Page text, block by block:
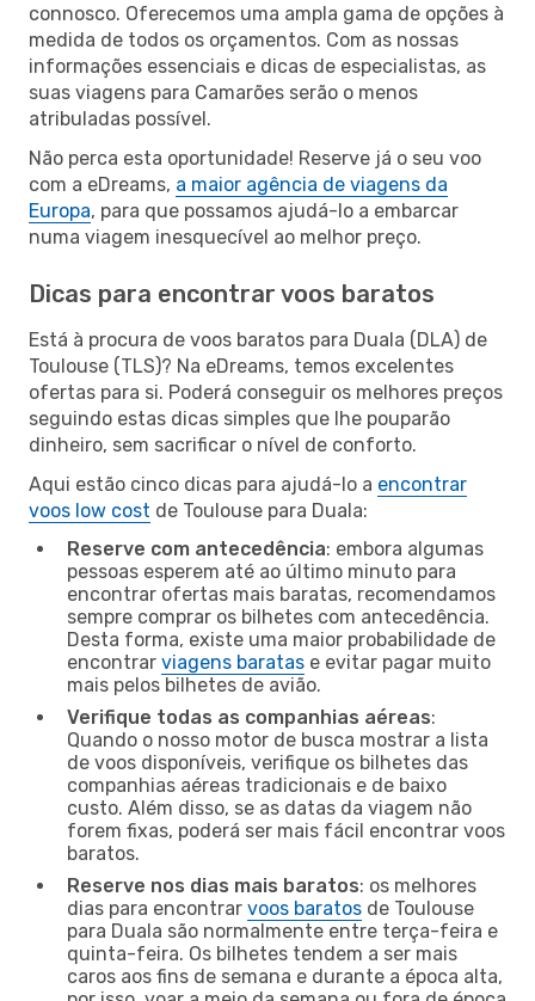
connosco. Oferecemos uma ampla gama de opções à
medida de todos os orçamentos. Com as nossas
informações essenciais e dicas de especialistas, as
suas viagens para Camarões serão o menos
atribuladas possível.
Não perca esta oportunidade! Reserve já o seu voo
com a eDreams, a maior agência de viagens da
Europa, para que possamos ajudá-lo a embarcar
numa viagem inesquecível ao melhor preço.
Dicas para encontrar voos baratos
Está à procura de voos baratos para Duala (DLA) de
Toulouse (TLS)? Na eDreams, temos excelentes
ofertas para si. Poderá conseguir os melhores preços
seguindo estas dicas simples que lhe pouparão
dinheiro, sem sacrificar o nível de conforto.
Aqui estão cinco dicas para ajudá-lo a encontrar
voos low cost de Toulouse para Duala:
Reserve com antecedência: embora algumas
pessoas esperem até ao último minuto para
encontrar ofertas mais baratas, recomendamos
sempre comprar os bilhetes com antecedência.
Desta forma, existe uma maior probabilidade de
encontrar viagens baratas e evitar pagar muito
mais pelos bilhetes de avião.
Verifique todas as companhias aéreas:
Quando o nosso motor de busca mostrar a lista
de voos disponíveis, verifique os bilhetes das
companhias aéreas tradicionais e de baixo
custo. Além disso, se as datas da viagem não
forem fixas, poderá ser mais fácil encontrar voos
baratos.
Reserve nos dias mais baratos: os melhores
dias para encontrar voos baratos de Toulouse
para Duala são normalmente entre terça-feira e
quinta-feira. Os bilhetes tendem a ser mais
caros aos fins de semana e durante a época alta,